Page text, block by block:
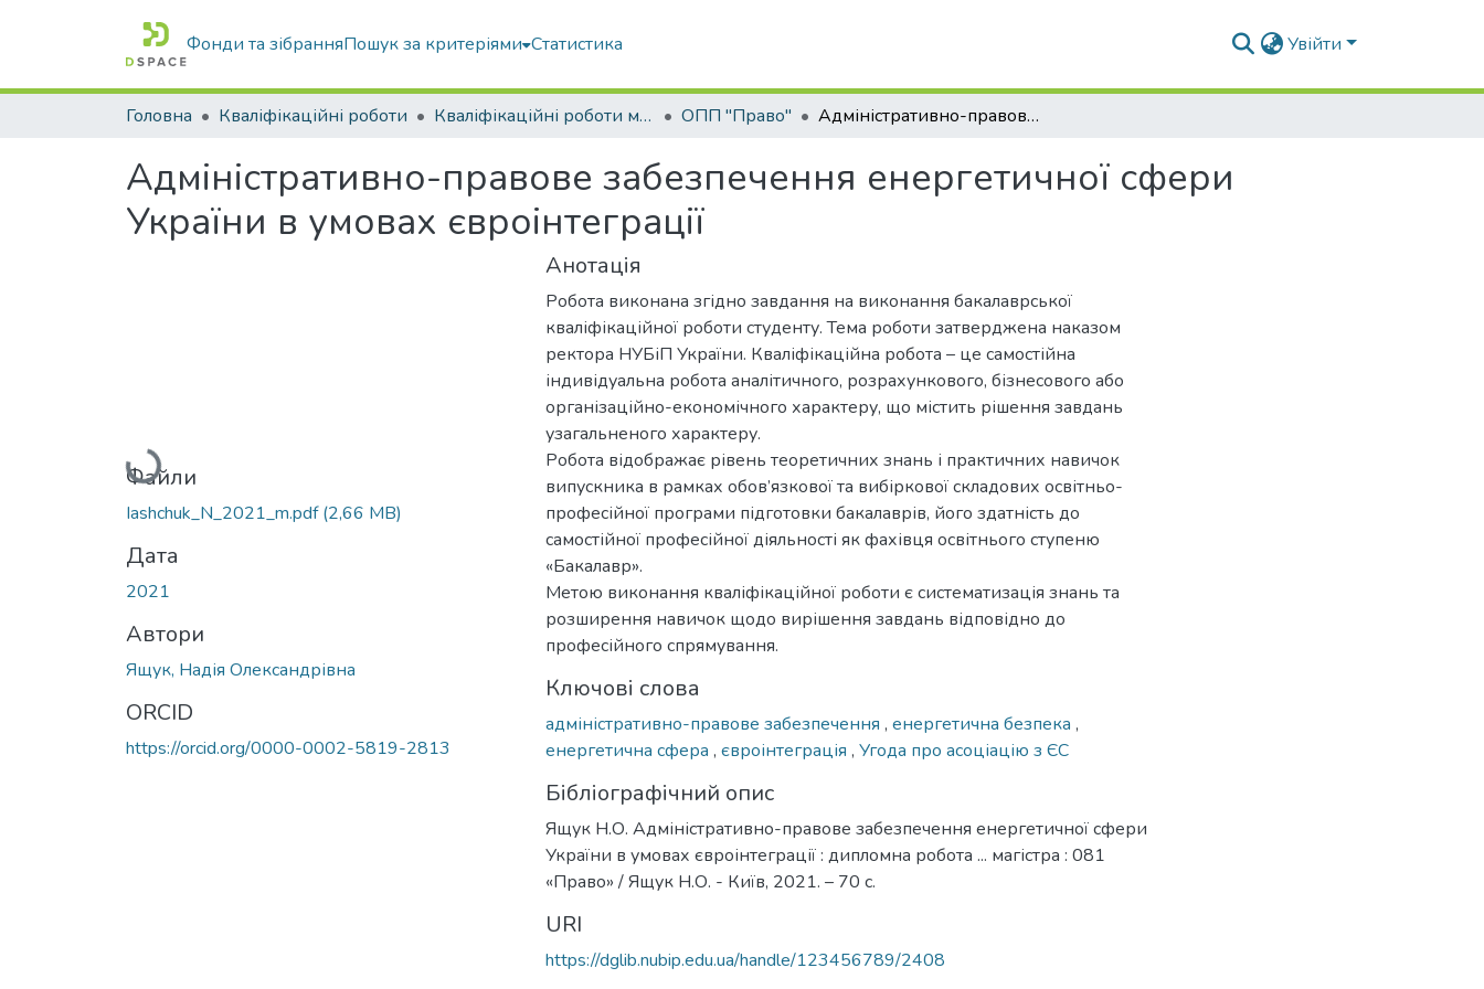
Фонди та зібранняПошук за критеріями Статистика Увійти
Головна Кваліфікаційні роботи Кваліфікаційні роботи магістрів ОПП "Право" Адміністративно-правове забезпечення енергетичної сфери України в умовах євроінтеграції
Адміністративно-правове забезпечення енергетичної сфери
України в умовах євроінтеграції
Вантажиться...
Файли
Iashchuk_N_2021_m.pdf(2,66 MB)
Дата
2021
Автори
Ящук, Надія Олександрівна
ORCID
https://orcid.org/0000-0002-5819-2813
Анотація
Робота виконана згідно завдання на виконання бакалаврської
кваліфікаційної роботи студенту. Тема роботи затверджена наказом
ректора НУБіП України. Кваліфікаційна робота – це самостійна
індивідуальна робота аналітичного, розрахункового, бізнесового або
організаційно-економічного характеру, що містить рішення завдань
узагальненого характеру.
Робота відображає рівень теоретичних знань і практичних навичок
випускника в рамках обов’язкової та вибіркової складових освітньо-
професійної програми підготовки бакалаврів, його здатність до
самостійної професійної діяльності як фахівця освітнього ступеню
«Бакалавр».
Метою виконання кваліфікаційної роботи є систематизація знань та
розширення навичок щодо вирішення завдань відповідно до
професійного спрямування.
Ключові слова
адміністративно-правове забезпечення , енергетична безпека ,
енергетична сфера , євроінтеграція , Угода про асоціацію з ЄС
Бібліографічний опис
Ящук Н.О. Адміністративно-правове забезпечення енергетичної сфери
України в умовах євроінтеграції : дипломна робота ... магістра : 081
«Право» / Ящук Н.О. - Київ, 2021. – 70 с.
URI
https://dglib.nubip.edu.ua/handle/123456789/2408